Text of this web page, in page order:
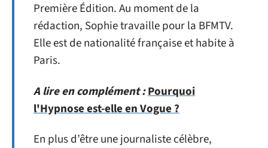
Première Édition. Au moment de la
rédaction, Sophie travaille pour la BFMTV.
Elle est de nationalité française et habite à
Paris.
A lire en complément :Pourquoi
l'Hypnose est-elle en Vogue ?
En plus d’être une journaliste célèbre,